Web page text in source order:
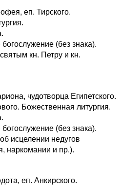
еп. Тирского.
(без знака).
кн. Петру и кн.
чудотворца Египетского.
Божественная литургия.
(без знака).
исцелении недугов
наркомании и пр.).
еп. Анкирского.